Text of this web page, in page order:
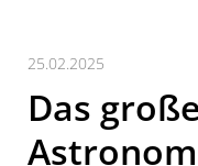
25.02.2025
Das